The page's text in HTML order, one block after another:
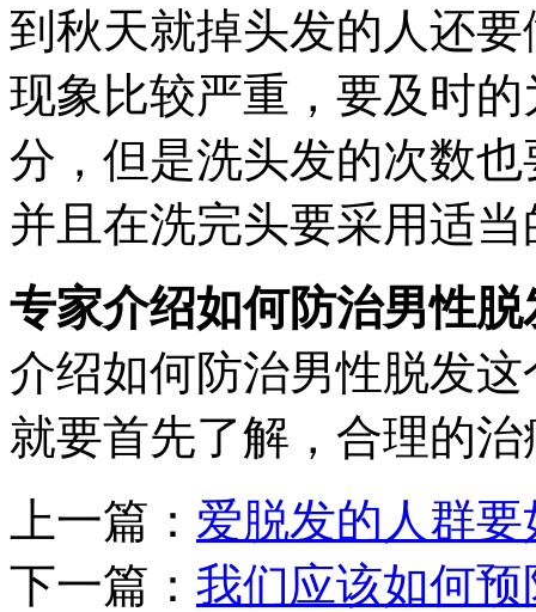
到秋天就掉头发的人还
现象比较严重，要及时
分，但是洗头发的次数
并且在洗完头要采用适
专家介绍如何防治男性
介绍如何防治男性脱发
就要首先了解，合理的
上一篇： 爱脱发的人群
下一篇： 我们应该如何